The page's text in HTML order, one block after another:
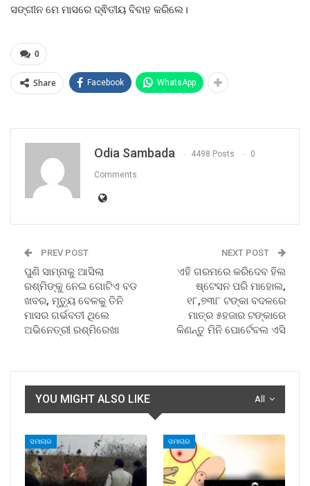
ସଙ୍ଗୀନ ମେ ମାସରେ ଦ୍ଵିତୀୟ ବିବାହ କରିଲେ।
0
Share Facebook WhatsApp
Odia Sambada 4498 Posts 0
Comments
PREV POST
ପୁଣି ସାମ୍ନାକୁ ଆସିଲା
ରଶ୍ମିଙ୍କୁ ନେଇ ଗୋଟିଏ ବଡ
ଖବର, ମୃତ୍ୟୁ ବେଳକୁ ତିନି
ମାସର ଗର୍ଭବତୀ ଥିଲେ
ଅଭିନେତ୍ରୀ ରଶ୍ମିରେଖା
NEXT POST
ଏହି ଗରମରେ କରିଦେବ ହିଲ
ଷ୍ଟେସନ ପରି ମାହୋଲ,
୧୮,୭୩୮ ଟଙ୍କା ବଦଳରେ
ମାତ୍ର ୫ହଜାର ଟଙ୍କାରେ
କିଣନ୍ତୁ ମିନି ପୋର୍ଟେବଲ ଏସି
All
YOU MIGHT ALSO LIKE
ସମାଚାର ସମାଚାର